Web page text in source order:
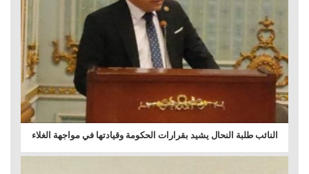
النائب طلبة النحال يشيد بقرارات الحكومة وقيادتها في مواجهة الغلاء